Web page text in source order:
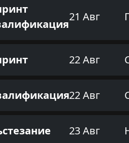
21 Авг
22 Авг
22 Авг
23 Авг